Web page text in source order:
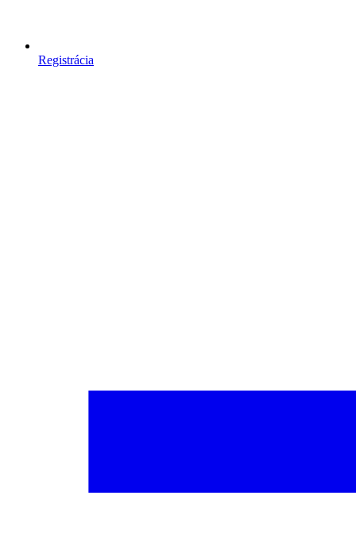
Registrácia